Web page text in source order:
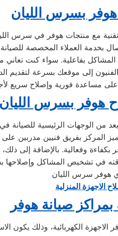
بسرس الليان
هوفر بسرس الليان
المركز بفريق فنيين مدربين
وفعالية. بالإضافة إلى ذلك،
هوفر سرس الليان
الاجهزة المنزلية
صيانة هوفر
الكهربائية، وذلك يكون